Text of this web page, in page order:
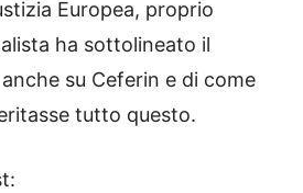
Europea, proprio
ha sottolineato il
su Ceferin e di come
tutto questo.